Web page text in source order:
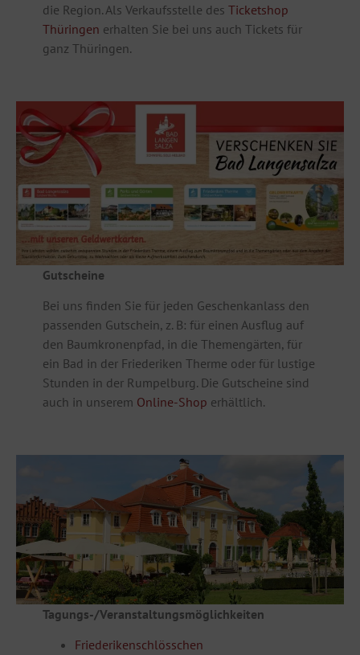
die Region. Als Verkaufsstelle des Ticketshop
Thüringen erhalten Sie bei uns auch Tickets für
ganz Thüringen.
Gutscheine
Bei uns finden Sie für jeden Geschenkanlass den
passenden Gutschein, z. B: für einen Ausflug auf
den Baumkronenpfad, in die Themengärten, für
ein Bad in der Friederiken Therme oder für lustige
Stunden in der Rumpelburg. Die Gutscheine sind
auch in unserem Online-Shop erhältlich.
Tagungs-/Veranstaltungsmöglichkeiten
Friederikenschlösschen